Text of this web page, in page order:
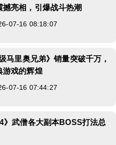
撼亮相，引爆战斗热潮
07-16 08:18:07
马里奥兄弟》销量突破千万，
游戏的辉煌
07-16 07:44:27
》武僧各大副本BOSS打法总